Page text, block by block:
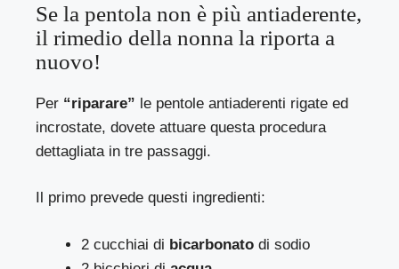
Se la pentola non è più antiaderente,
il rimedio della nonna la riporta a
nuovo!
Per “riparare” le pentole antiaderenti rigate ed
incrostate, dovete attuare questa procedura
dettagliata in tre passaggi.
Il primo prevede questi ingredienti:
2 cucchiai di bicarbonato di sodio